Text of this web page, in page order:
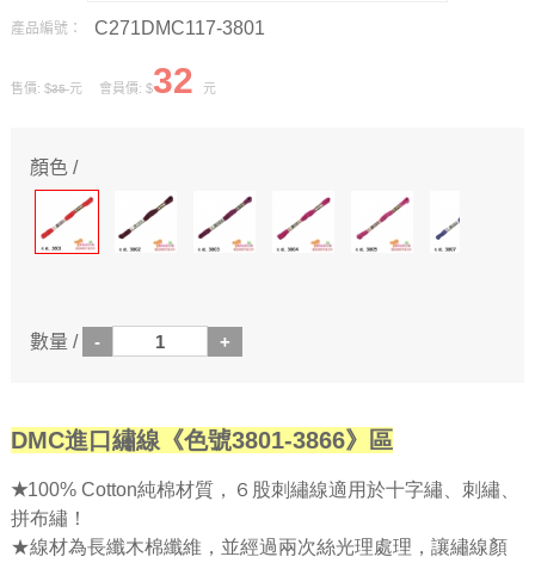
產品編號： C271DMC117-3801
售價: $35元 會員價: $32 元
顏色 /
數量 /
DMC進口繡線《色號3801-3866》區
★100% Cotton純棉材質，６股刺繡線適用於十字繡、刺繡、
拼布繡！
★線材為長纖木棉纖維，並經過兩次絲光理處理，讓繡線顏